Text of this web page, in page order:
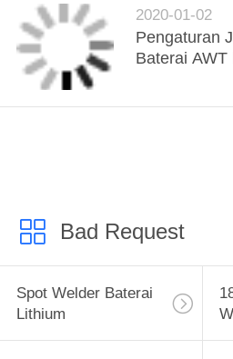
HUBUNGI
KAMI
BERITA
SITEMAP
PRIVACY
POLICY
2020-01-02
Pengaturan
Baterai
Bad Request
Spot Welder Baterai
Lithium